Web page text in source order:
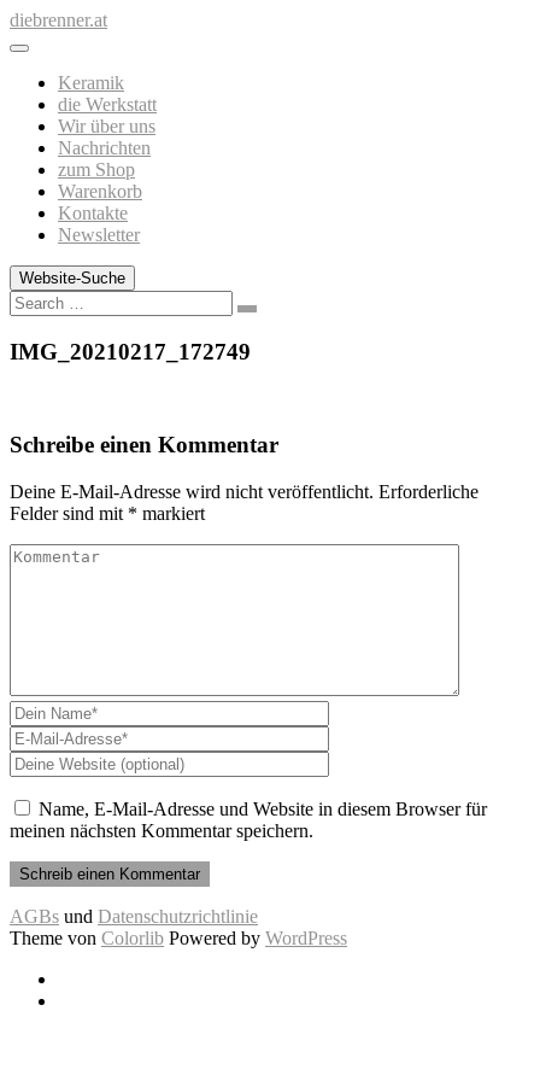
Zum
Inhalt
diebrenner.at
Keramik
die Werkstatt
Wir über uns
Nachrichten
zum Shop
Warenkorb
Kontakte
Newsletter
Website-Suche
Search
IMG_20210217_172749
Schreibe einen Kommentar
Deine E-Mail-Adresse wird nicht veröffentlicht. Erforderliche
Felder sind mit * markiert
Name, E-Mail-Adresse und Website in diesem Browser für
meinen nächsten Kommentar speichern.
AGBs und Datenschutzrichtlinie
Theme von Colorlib Powered by WordPress